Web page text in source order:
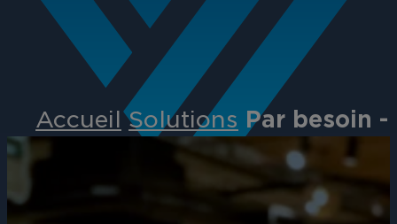
Accueil Solutions Par besoin